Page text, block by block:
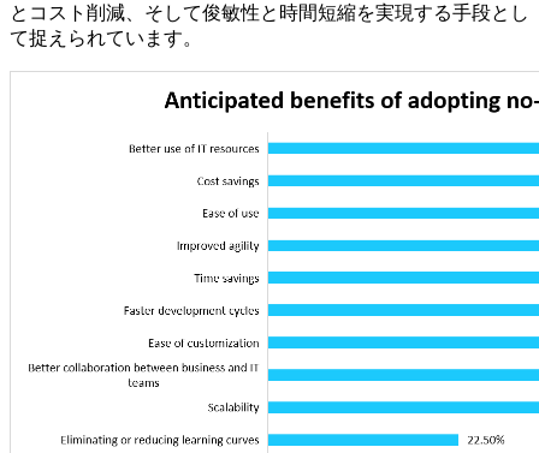
とコスト削減、そして俊敏性と時間短縮を実現する手段とし
て捉えられています。